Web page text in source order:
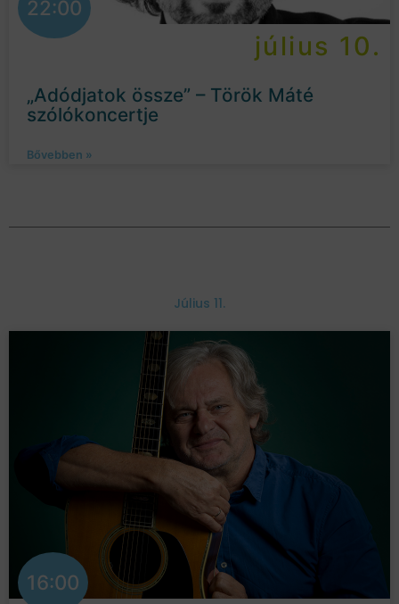
22:00
július 10.
„Adódjatok össze” – Török Máté
szólókoncertje
Bővebben »
Július 11.
16:00